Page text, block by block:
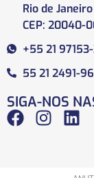
Rio de
CEP: 20040-
+55 21
55 21 2491-
SIGA-NOS